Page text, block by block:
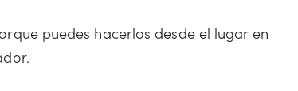
puedes hacerlos desde el lugar en